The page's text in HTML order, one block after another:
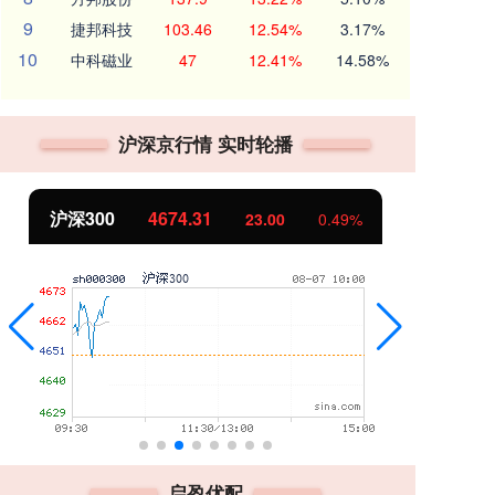
9 捷邦科技 103.46 12.54% 3.17%
10 中科磁业 47 12.41% 14.58%
沪深京行情 实时轮播
沪深300 4674.31 23.00 0.49%